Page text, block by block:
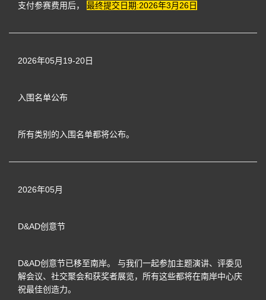
支付参赛费用后， 最终提交日期:2026年3月26日
2026年05月19-20日
入围名单公布
所有类别的入围名单都将公布。
2026年05月
D&AD创意节
D&AD创意节已移至南岸。 与我们一起参加主题演讲、评委见
解会议、社交聚会和获奖者展览，所有这些都将在南岸中心庆
祝最佳创造力。